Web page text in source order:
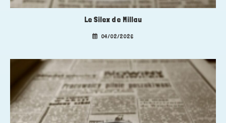
Le Silex de Millau
04/02/2026